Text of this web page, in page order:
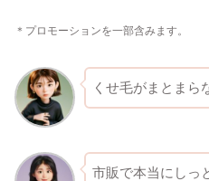
＊プロモーションを一部含みます。
くせ毛がまとまら
市販で本当にしっ